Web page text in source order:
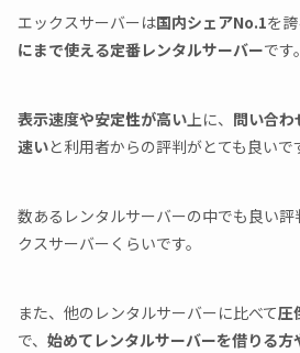
エックスサーバーは国内シェアNo.1を誇
にまで使える定番レンタルサーバーです。
表示速度や安定性が高い上に、 問い合わ
速いと利用者からの評判がとても良いで
数あるレンタルサーバーの中でも良い
クスサーバーくらいです。
また、他のレンタルサーバーに比べて圧
で、 始めてレンタルサーバーを借りる